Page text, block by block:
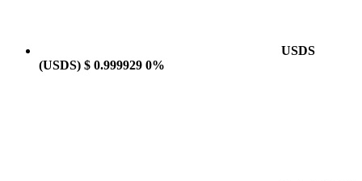
USDS
(USDS) $ 0.999929 0%